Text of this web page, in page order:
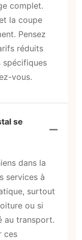
complet.
la coupe
Pensez
réduits
spécifiques
vous.
se
dans la
services à
surtout
ou si
au transport.
ces